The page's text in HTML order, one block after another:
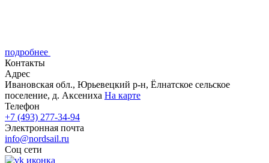
подробнее
Контакты
Адрес
Ивановская обл., Юрьевецкий р-н, Ёлнатское сельское
поселение, д. Аксениха На карте
Телефон
+7 (493) 277-34-94
Электронная почта
info@nordsail.ru
Соц сети